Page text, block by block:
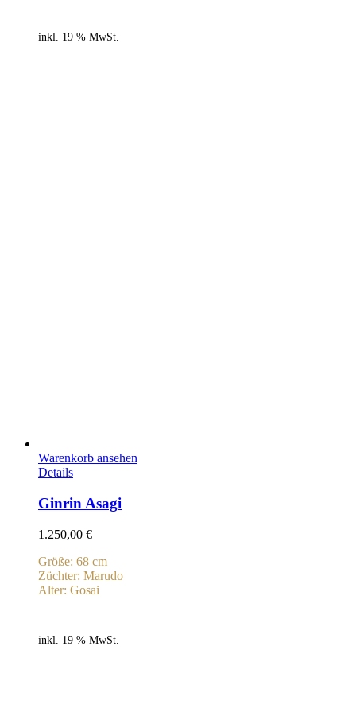
inkl. 19 % MwSt.
Warenkorb ansehen
Details
Ginrin Asagi
1.250,00 €
Größe: 68 cm
Züchter: Marudo
Alter: Gosai
inkl. 19 % MwSt.